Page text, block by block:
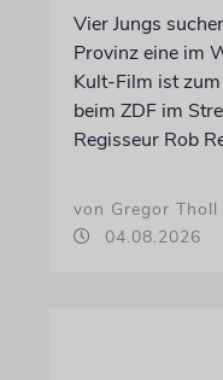
Vier Jungs
Provinz eine im
Kult-Film ist
beim ZDF im
Regisseur Rob
von Gregor Tholl
04.08.2026